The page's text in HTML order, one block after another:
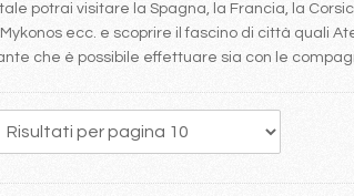
potrai visitare la Spagna, la Francia, la
ecc. e scoprire il fascino di città quali
che è possibile effettuare sia con le
121 122 123 124 126